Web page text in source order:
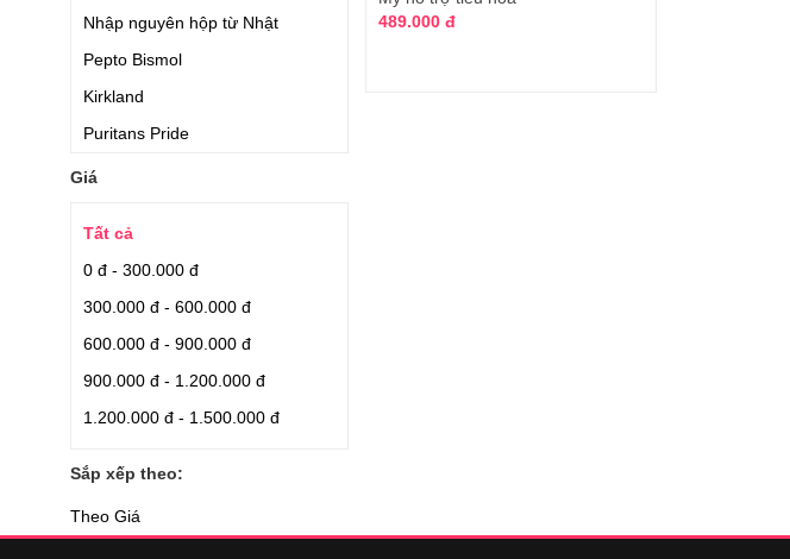
Nhập nguyên hộp từ Nhật
Pepto Bismol
Kirkland
Puritans Pride
Vicks Baby Son
Trunature
Advil
Kracie
Members Mark
Hisamitsu
Kowa
FINE
Itoh
Giá
Tất cả
0 đ - 300.000 đ
300.000 đ - 600.000 đ
600.000 đ - 900.000 đ
900.000 đ - 1.200.000 đ
1.200.000 đ - 1.500.000 đ
Sắp xếp theo:
Theo Giá
489.000 đ